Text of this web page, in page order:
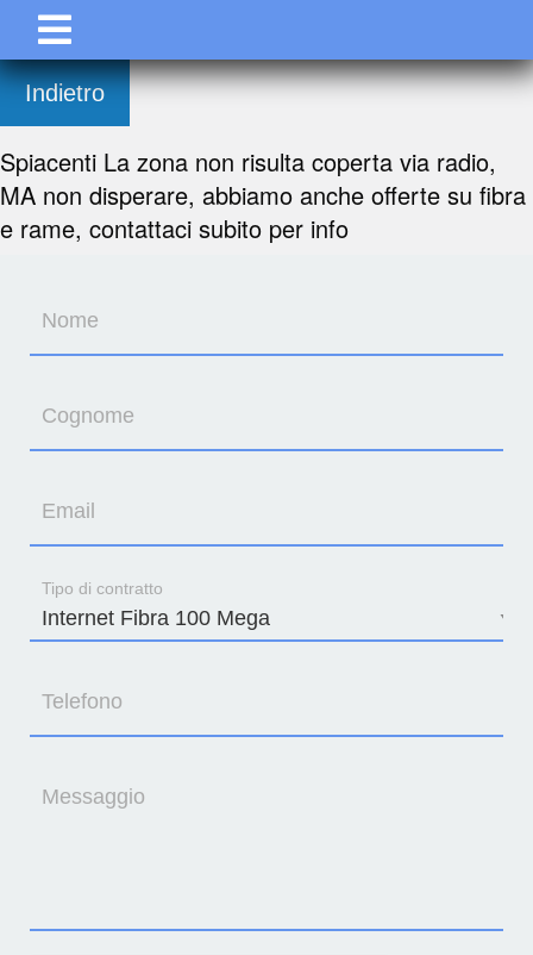
Indietro
Spiacenti La zona non risulta coperta via radio,
MA non disperare, abbiamo anche offerte su fibra
e rame, contattaci subito per info
Nome
Cognome
Email
Tipo di contratto
Telefono
Messaggio